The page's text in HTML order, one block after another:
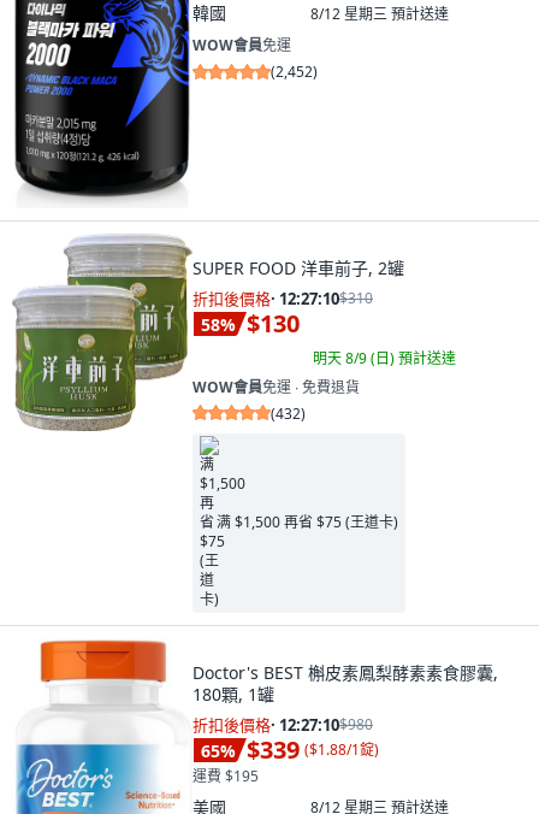
韓國 8/12 星期三預計送達
WOW會員免運
(2,452)
SUPER FOOD 洋車前子, 2罐
折扣後價格· 12:27:09$310
58% $130
明天 8/9 (日)預計送達
WOW會員免運 ∙ 免費退貨
(432)
满 $1,500 再省 $75 (王道卡)
Doctor's BEST 槲皮素鳳梨酵素素食膠囊,
180顆, 1罐
折扣後價格· 12:27:09$980
65% $339 ($1.88/1錠)
運費 $195
美國 8/12 星期三預計送達